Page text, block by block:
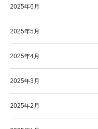
2025年6月
2025年5月
2025年4月
2025年3月
2025年2月